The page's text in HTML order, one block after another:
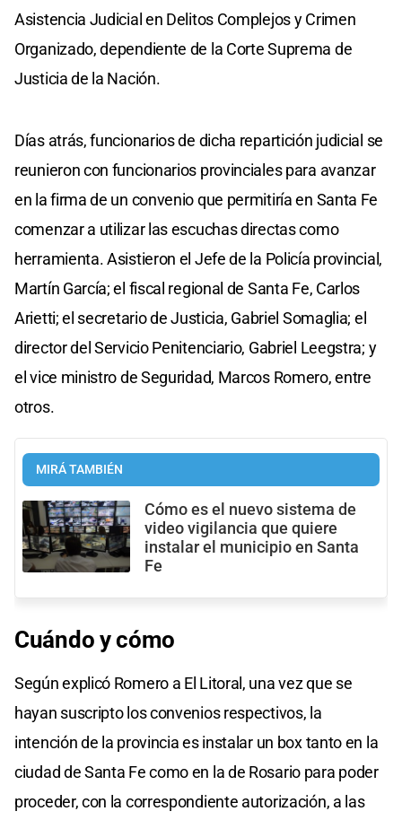
Asistencia Judicial en Delitos Complejos y Crimen
Organizado, dependiente de la Corte Suprema de
Justicia de la Nación.
Días atrás, funcionarios de dicha repartición judicial se
reunieron con funcionarios provinciales para avanzar
en la firma de un convenio que permitiría en Santa Fe
comenzar a utilizar las escuchas directas como
herramienta. Asistieron el Jefe de la Policía provincial,
Martín García; el fiscal regional de Santa Fe, Carlos
Arietti; el secretario de Justicia, Gabriel Somaglia; el
director del Servicio Penitenciario, Gabriel Leegstra; y
el vice ministro de Seguridad, Marcos Romero, entre
otros.
MIRÁ TAMBIÉN
Cómo es el nuevo sistema de
video vigilancia que quiere
instalar el municipio en Santa
Fe
Cuándo y cómo
Según explicó Romero a El Litoral, una vez que se
hayan suscripto los convenios respectivos, la
intención de la provincia es instalar un box tanto en la
ciudad de Santa Fe como en la de Rosario para poder
proceder, con la correspondiente autorización, a las